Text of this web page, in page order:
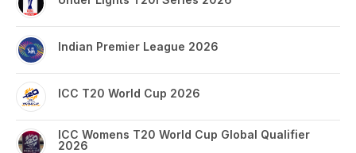
Indian Premier League 2026
ICC T20 World Cup 2026
ICC Womens T20 World Cup Global Qualifier
2026